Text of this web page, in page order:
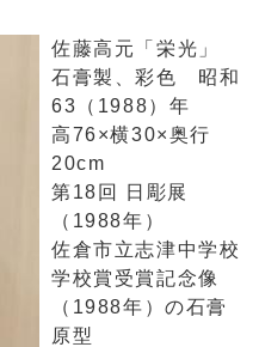
佐藤高元「栄光」
石膏製、彩色 昭和
63（1988）年
高76×横30×奥行
20cm
第18回 日彫展
（1988年）
佐倉市立志津中学校
学校賞受賞記念像
（1988年）の石膏
原型